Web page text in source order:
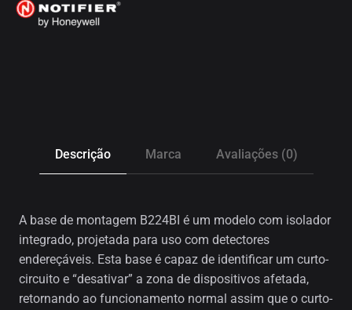
Descrição Marca Avaliações (0)
A base de montagem B224BI é um modelo com isolador
integrado, projetada para uso com detectores
endereçáveis. Esta base é capaz de identificar um curto-
circuito e “desativar” a zona de dispositivos afetada,
retornando ao funcionamento normal assim que o curto-